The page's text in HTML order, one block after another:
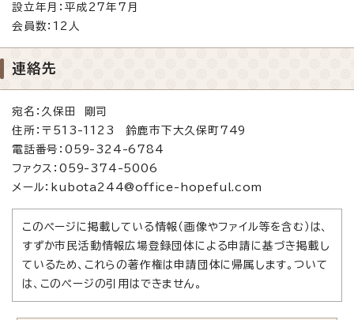
設立年月：平成27年7月
会員数：12人
連絡先
宛名：久保田 剛司
住所：〒513-1123 鈴鹿市下大久保町749
電話番号：059-324-6784
ファクス：059-374-5006
メール：kubota244@office-hopeful.com
このページに掲載している情報（画像やファイル等を含む）は、
すずか市民活動情報広場登録団体による申請に基づき掲載し
ているため、これらの著作権は申請団体に帰属します。ついて
は、このページの引用はできません。